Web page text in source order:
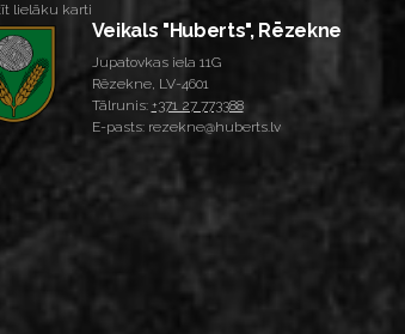
lielāku karti
Veikals "Huberts", Rēzekne
Jupatovkas iela 11G
Rēzekne, LV-4601
Tālrunis: +371 27 773388
E-pasts: rezekne@huberts.lv